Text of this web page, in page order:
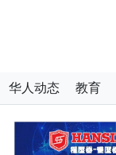
华人动态 教育